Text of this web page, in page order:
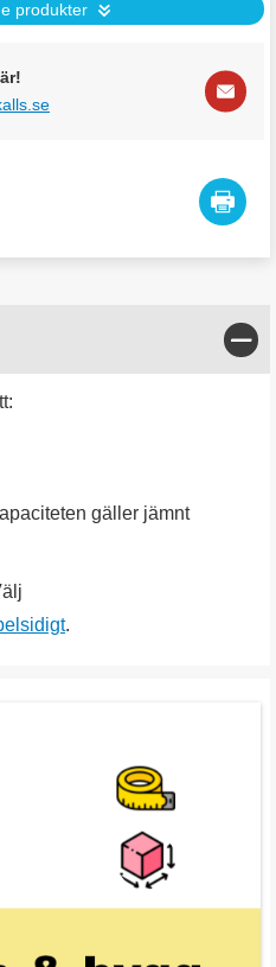
produkter
gäller jämnt
.